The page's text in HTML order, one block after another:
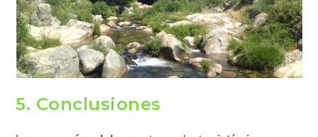
5. Conclusiones